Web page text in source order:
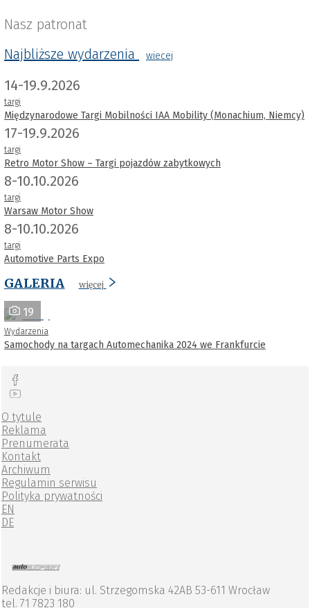
Nasz patronat
Najbliższe wydarzenia
wiecej
14-19.9.2026
targi
Międzynarodowe Targi Mobilności IAA Mobility (Monachium, Niemcy)
17-19.9.2026
targi
Retro Motor Show – Targi pojazdów zabytkowych
8-10.10.2026
targi
Warsaw Motor Show
8-10.10.2026
targi
Automotive Parts Expo
GALERIA więcej
19
Wydarzenia
Samochody na targach Automechanika 2024 we Frankfurcie
O tytule
Reklama
Prenumerata
Kontakt
Archiwum
Regulamin serwisu
Polityka prywatności
EN
DE
Redakcje i biura: ul. Strzegomska 42AB 53-611 Wrocław
tel. 71 7823 180